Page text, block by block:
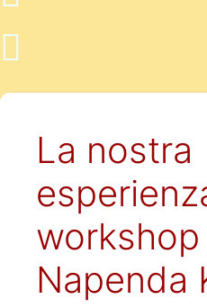
La nostra
workshop
Napenda